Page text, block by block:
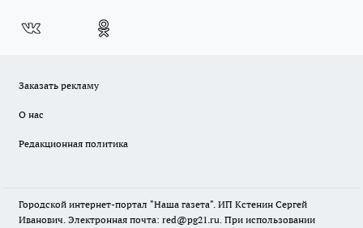
Заказать рекламу
О нас
Редакционная политика
Городской интернет-портал "Наша газета". ИП Кстенин Сергей
Иванович. Электронная почта: red@pg21.ru. При использовании